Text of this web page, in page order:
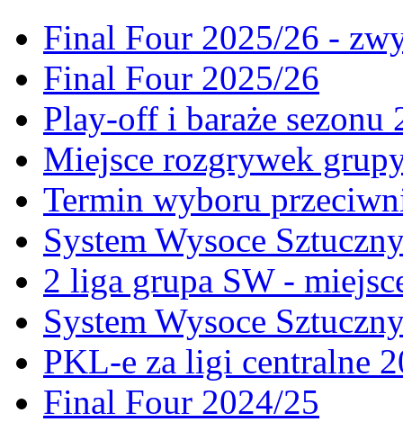
Final Four 2025/26 -
Final Four 2025/26
Play-off i baraże sezonu
Miejsce rozgrywek
Termin wyboru
System Wysoce
2 liga grupa SW -
System Wysoce
PKL-e za ligi centralne
Final Four 2024/25